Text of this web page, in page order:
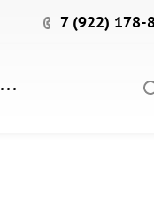
7 (922) 178-